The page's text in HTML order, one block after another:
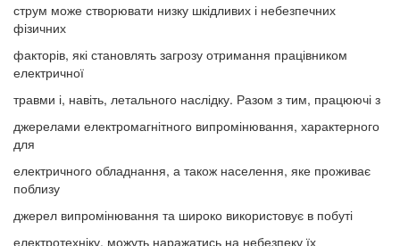
струм може створювати низку шкідливих і небезпечних
фізичних
факторів, які становлять загрозу отримання працівником
електричної
травми і, навіть, летального наслідку. Разом з тим, працюючі з
джерелами електромагнітного випромінювання, характерного
для
електричного обладнання, а також населення, яке проживає
поблизу
джерел випромінювання та широко використовує в побуті
електротехніку, можуть наражатись на небезпеку їх